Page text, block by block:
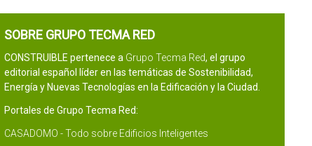
SOBRE GRUPO TECMA RED
CONSTRUIBLE pertenece a Grupo Tecma Red, el grupo
editorial español líder en las temáticas de Sostenibilidad,
Energía y Nuevas Tecnologías en la Edificación y la Ciudad.
Portales de Grupo Tecma Red:
CASADOMO - Todo sobre Edificios Inteligentes